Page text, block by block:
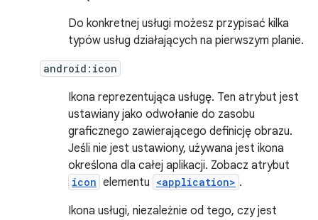
Do konkretnej usługi możesz przypisać kilka
typów usług działających na pierwszym planie.
android:icon
Ikona reprezentująca usługę. Ten atrybut jest
ustawiany jako odwołanie do zasobu
graficznego zawierającego definicję obrazu.
Jeśli nie jest ustawiony, używana jest ikona
określona dla całej aplikacji. Zobacz atrybut
icon elementu <application> .
Ikona usługi, niezależnie od tego, czy jest